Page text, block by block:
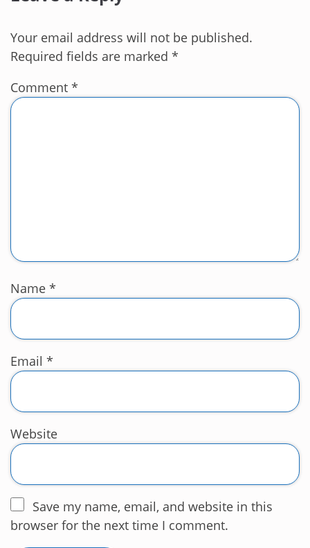
Your email address will not be published.
Required fields are marked *
Comment *
Name *
Email *
Website
Save my name, email, and website in this
browser for the next time I comment.